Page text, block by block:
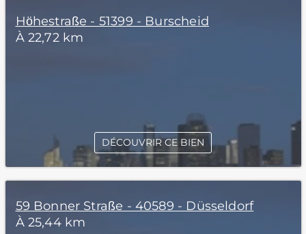
Höhestraße - 51399 - Burscheid
À 22,72 km
DÉCOUVRIR CE BIEN
59 Bonner Straße - 40589 - Düsseldorf
À 25,44 km